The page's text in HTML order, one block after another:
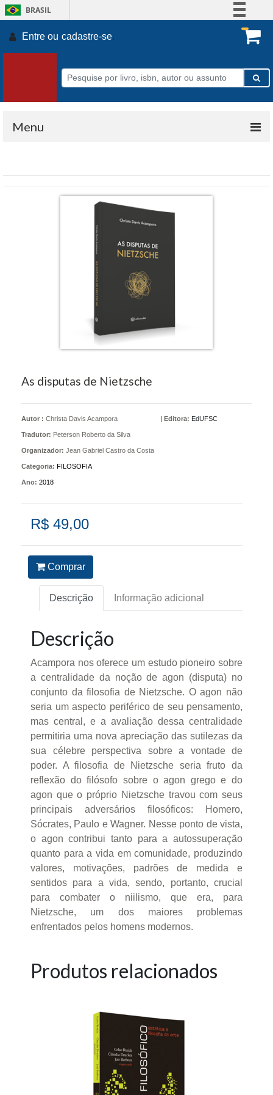
BRASIL
Participe
Acesso à informação
Legislação
Entre ou cadastre-se.
Menu
As disputas de Nietzsche
Autor : Christa Davis Acampora
Tradutor: Peterson Roberto da Silva
Organizador: Jean Gabriel Castro da Costa
| Editora: EdUFSC
Categoria: FILOSOFIA
Ano: 2018
R$ 49,00
Comprar
Descrição Informação adicional
Descrição
Acampora nos oferece um estudo pioneiro sobre
a centralidade da noção de agon (disputa) no
conjunto da filosofia de Nietzsche. O agon não
seria um aspecto periférico de seu pensamento,
mas central, e a avaliação dessa centralidade
permitiria uma nova apreciação das sutilezas da
sua célebre perspectiva sobre a vontade de
poder. A filosofia de Nietzsche seria fruto da
reflexão do filósofo sobre o agon grego e do
agon que o próprio Nietzsche travou com seus
principais adversários filosóficos: Homero,
Sócrates, Paulo e Wagner. Nesse ponto de vista,
o agon contribui tanto para a autossuperação
quanto para a vida em comunidade, produzindo
valores, motivações, padrões de medida e
sentidos para a vida, sendo, portanto, crucial
para combater o niilismo, que era, para
Nietzsche, um dos maiores problemas
enfrentados pelos homens modernos.
Produtos relacionados